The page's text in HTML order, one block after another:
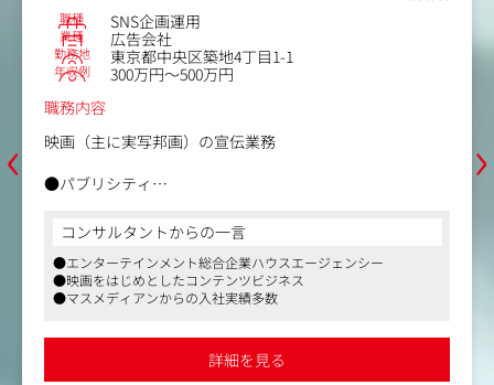
‹
職種 SNS企画運用
業種 広告会社
勤務地 東京都中央区築地4丁目1-1
年収例
300万円～500万円
職務内容
映画（主に実写邦画）の宣伝業務
●パブリシティ
込み・折衝
・キャストやスタッフの取材ブッキング
・各メディア向けイベント（完成披露試写会、舞台挨拶な
ど）の企画・実施
・Web・SNSプロモーション施策の企画立案・予算管理
・公式サイト＆SNSの制作・運用管理
コンサルタントからの一言
●エンターテインメント総合企業ハウスエージェンシー
●映画をはじめとしたコンテンツビジネス
●マスメディアンからの入社実績多数
詳細を見る
›